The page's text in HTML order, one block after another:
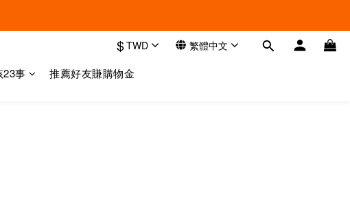
$TWD 繁體中文
23事 推薦好友賺購物金